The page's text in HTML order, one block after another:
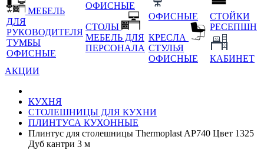
МЕБЕЛЬ
ДЛЯ
РУКОВОДИТЕЛЯ
ТУМБЫ
ОФИСНЫЕ
ОФИСНЫЕ
СТОЛЫ
МЕБЕЛЬ ДЛЯ
ПЕРСОНАЛА
ОФИСНЫЕ
КРЕСЛА
СТУЛЬЯ
ОФИСНЫЕ
СТОЙКИ
РЕСЕПШН
КАБИНЕТ
АКЦИИ
КУХНЯ
СТОЛЕШНИЦЫ ДЛЯ КУХНИ
ПЛИНТУСА КУХОННЫЕ
Плинтус для столешницы Thermoplast AP740 Цвет 1325
Дуб кантри 3 м